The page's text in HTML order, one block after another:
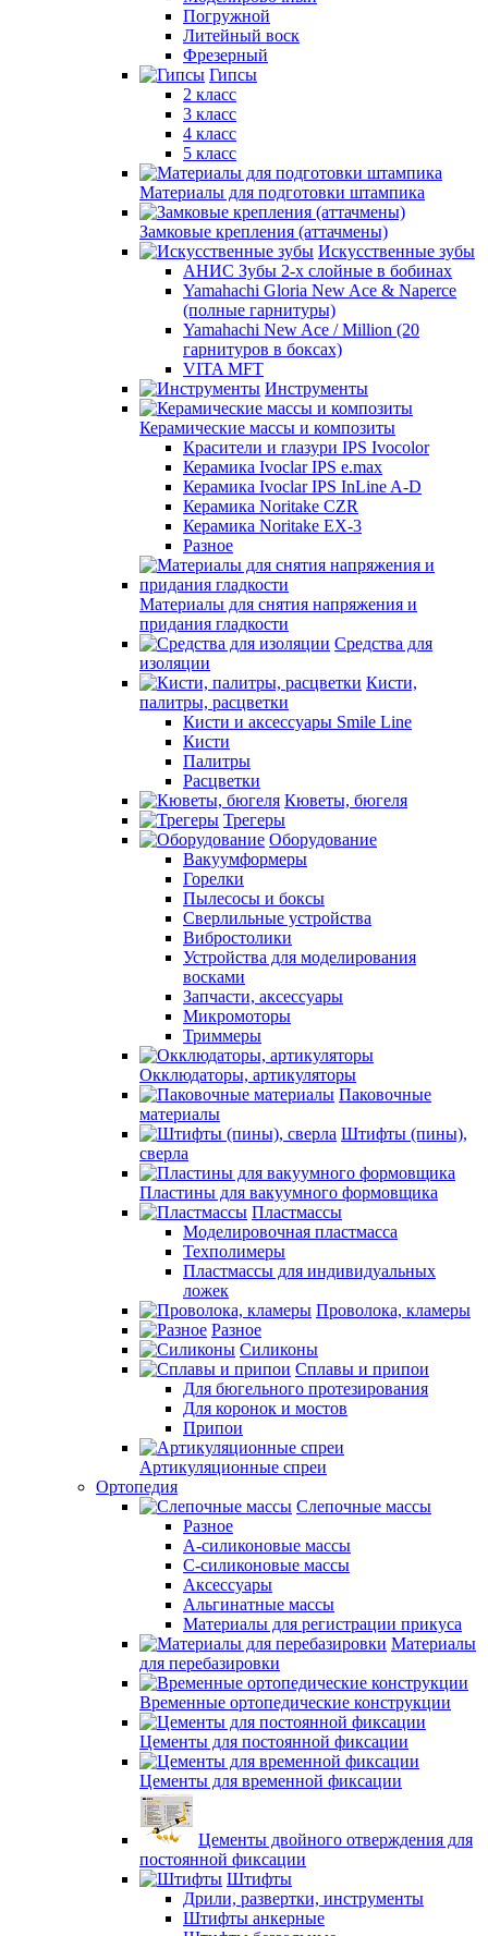
Погружной
Литейный воск
Фрезерный
Гипсы
2 класс
3 класс
4 класс
5 класс
Материалы для подготовки штампика
Замковые крепления (аттачмены)
Искусственные зубы
АНИС Зубы 2-х слойные в бобинах
Yamahachi Gloria New Ace & Naperce
(полные гарнитуры)
Yamahachi New Ace / Million (20
гарнитуров в боксах)
VITA MFT
Инструменты
Керамические массы и композиты
Красители и глазури IPS Ivocolor
Керамика Ivoclar IPS e.max
Керамика Ivoclar IPS InLine A-D
Керамика Noritake CZR
Керамика Noritake EX-3
Разное
Материалы для снятия напряжения и
придания гладкости
Средства для
изоляции
Кисти,
палитры, расцветки
Кисти и аксессуары Smile Line
Кисти
Палитры
Расцветки
Кюветы, бюгеля
Трегеры
Оборудование
Вакуумформеры
Горелки
Пылесосы и боксы
Сверлильные устройства
Вибростолики
Устройства для моделирования
восками
Запчасти, аксессуары
Микромоторы
Триммеры
Окклюдаторы, артикуляторы
Паковочные
материалы
Штифты (пины),
сверла
Пластины для вакуумного формовщика
Пластмассы
Моделировочная пластмасса
Техполимеры
Пластмассы для индивидуальных
ложек
Проволока, кламеры
Разное
Силиконы
Сплавы и припои
Для бюгельного протезирования
Для коронок и мостов
Припои
Артикуляционные спреи
Ортопедия
Слепочные массы
Разное
А-силиконовые массы
С-силиконовые массы
Аксессуары
Альгинатные массы
Материалы для регистрации прикуса
Материалы
для перебазировки
Временные ортопедические конструкции
Цементы для постоянной фиксации
Цементы для временной фиксации
Цементы двойного отверждения для
постоянной фиксации
Штифты
Дрили, развертки, инструменты
Штифты анкерные